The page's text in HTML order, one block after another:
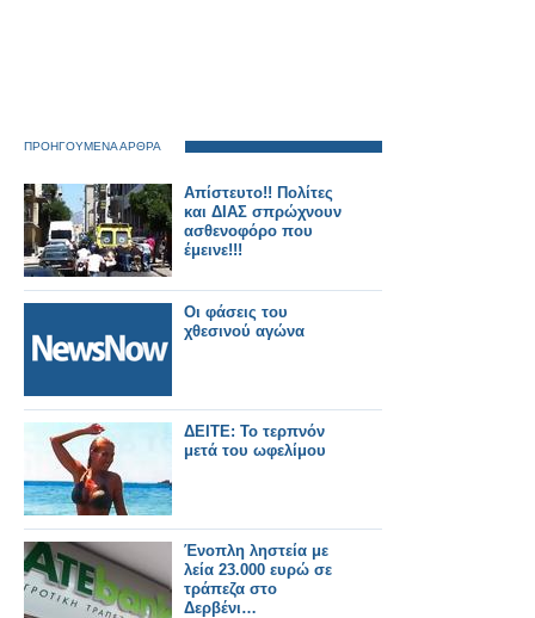
ΠΡΟΗΓΟΥΜΕΝΑ ΑΡΘΡΑ
Απίστευτο!! Πολίτες
και ΔΙΑΣ σπρώχνουν
ασθενοφόρο που
έμεινε!!!
Οι φάσεις του
χθεσινού αγώνα
ΔΕΙΤΕ: Το τερπνόν
μετά του ωφελίμου
Ένοπλη ληστεία με
λεία 23.000 ευρώ σε
τράπεζα στο
Δερβένι…